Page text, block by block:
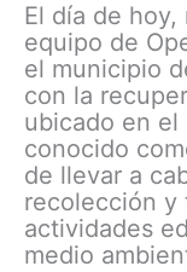
El día de
equipo de
el municipio
con la
ubicado en el
conocido
de llevar a
recolección y
actividades
medio